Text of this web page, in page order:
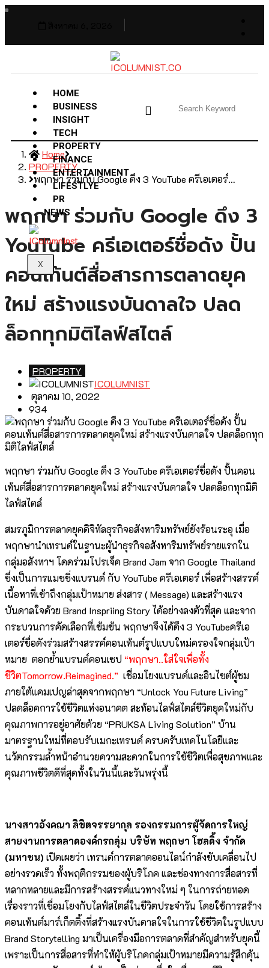
HOME
BUSINESS
INSIGHT
TECH
PROPERTY
FINANCE
ENTERTAINMENT
LIFESTLYE
PR
NEWS
X
Home
PROPERTY
พฤกษา ร่วมกับ Google ดึง 3 YouTube ครีเอเตอร์…
พฤกษา ร่วมกับ Google ดึง 3
YouTube ครีเอเตอร์ชื่อดัง ปั้น
คอนเท้นต์สื่อสารการตลาดยุค
ใหม่ สร้างแรงบันดาลใจ ปลด
ล็อกทุกมิติไลฟ์สไตล์
PROPERTY
ICOLUMNIST
ตุลาคม 10, 2022
934
พฤกษา ร่วมกับ Google ดึง 3 YouTube ครีเอเตอร์ชื่อดัง ปั้นคอน
เท้นต์สื่อสารการตลาดยุคใหม่ สร้างแรงบันดาลใจ ปลดล็อกทุกมิติ
ไลฟ์สไตล์
สมรภูมิการตลาดยุคดิจิทัลธุรกิจอสังหาริมทรัพย์ยังร้อนระอุ เมื่อ
พฤกษานำเทรนด์ในฐานะผู้นำธุรกิจอสังหาริมทรัพย์รายแรกใน
กลุ่มอสังหาฯ โดดร่วมโปรเจ็ค Brand Jam จาก Google Thailand
ซึ่งเป็นการแมชชิ่งแบรนด์ กับ YouTube ครีเอเตอร์ เพื่อสร้างสรรค์
เนื้อหาที่เข้าถึงกลุ่มเป้าหมาย ส่งสาร ( Message) และสร้างแรง
บันดาลใจด้วย Brand Inspriing Story ได้อย่างลงตัวที่สุด และจาก
กระบวนการคัดเลือกที่เข้มข้น พฤกษาจึงได้ดึง 3 YouTubeครีเอ
เตอร์ชื่อดังร่วมสร้างสรรค์คอนเท้นต์รูปแบบใหม่ครองใจกลุ่มเป้า
หมาย ตอกย้ำแบรนด์คอนเซป “พฤกษา..ใส่ใจเพื่อทั้ง
ชีวิตTomorrow.Reimagined.” เชื่อมโยงแบรนด์และอินไซต์ผู้ชม
ภายใต้แคมเปญล่าสุดจากพฤกษา “Unlock You Future Living”
ปลดล็อคการใช้ชีวิตแห่งอนาคต สะท้อนไลฟ์สไตล์ชีวิตยุคใหม่กับ
คุณภาพการอยู่อาศัยด้วย “PRUKSA Living Solution” บ้าน
มาตรฐานใหม่ที่ตอบรับเมกะเทรนด์ ครบครับเทคโนโลยีและ
นวัตกรรมล้ำหน้าอำนวยความสะดวกในการใช้ชีวิตเพื่อสุขภาพและ
คุณภาพชีวิตดีที่สุดทั้งในวันนี้และวันพรุ่งนี้
นางสาวอังคณา ลิขิตจรรยากุล รองกรรมการผู้จัดการใหญ่
สายงานการตลาดองค์กรกลุ่ม บริษัท พฤกษา โฮลดิ้ง จำกัด
(มหาชน) เปิดเผยว่า เทรนด์การตลาดออนไลน์กำลังขับเคลื่อนไป
อย่างรวดเร็ว ทั้งพฤติกรรมของผู้บริโภค และช่องทางการสื่อสารที่
หลากหลายและมีการสร้างสรรค์แนวทางใหม่ ๆ ในการถ่ายทอด
เรื่องราวที่เชื่อมโยงกับไลฟ์สไตล์ในชีวิตประจำวัน โดยใช้การสร้าง
คอนเท้นต์มาร์เก็ตติ้งที่สร้างแรงบันดาลใจในการใช้ชีวิตในรูปแบบ
Brand Storytelling มาเป็นเครื่องมือการตลาดที่สำคัญสำหรับยุคนี้
เพราะเป็นการสื่อสารที่ทำให้ผู้บริโภคกลุ่มเป้าหมายมีความรู้สึกคุ้น